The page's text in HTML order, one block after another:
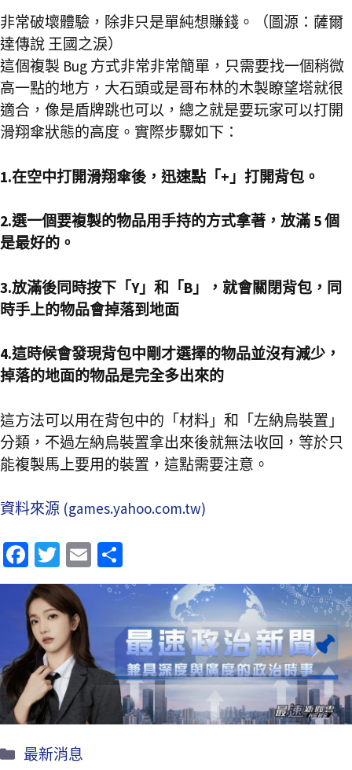
非常破壞體驗，除非只是單純想賺錢。（圖源：薩爾
達傳說 王國之淚）
這個複製 Bug 方式非常非常簡單，只需要找一個稍微
高一點的地方，大石頭或是哥布林的木製瞭望塔就很
適合，像是盾牌跳也可以，總之就是要玩家可以打開
滑翔傘狀態的高度。實際步驟如下：
1.在空中打開滑翔傘後，迅速點「+」打開背包。
2.選一個要複製的物品用手持的方式拿著，放滿 5 個
是最好的。
3.放滿後同時按下「Y」和「B」，就會關閉背包，同
時手上的物品會掉落到地面
4.這時候會發現背包中剛才選擇的物品並沒有減少，
掉落的地面的物品是完全多出來的
這方法可以用在背包中的「材料」和「左納烏裝置」
分類，不過左納烏裝置拿出來後就無法收回，等於只
能複製馬上要用的裝置，這點需要注意。
資料來源 (games.yahoo.com.tw)
Fa
ce
b
o
o
k
T
wi
tt
er
E
m 享
最新消息